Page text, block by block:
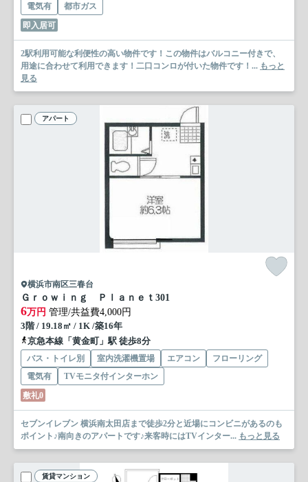
電気有
都市ガス
即入居可
2駅利用可能な利便性の高い物件です！この物件はバルコニー付きで、
用途に合わせて利用できます！二口コンロが付いた物件です！... もっと
見る
アパート
横浜市南区三春台
Ｇｒｏｗｉｎｇ Ｐｌａｎｅｔ 301
6万円 管理/共益費4,000円
3階 / 19.18㎡ / 1K /築16年
京急本線「黄金町」駅 徒歩8分
バス・トイレ別 室内洗濯機置場 エアコン
フローリング
電気有
TVモニタ付インターホン
敷礼0
セブンイレブン 横浜南太田店まで徒歩2分と近場にコンビニがあるのも
ポイント♪南向きのアパートです♪来客時にはTVインター... もっと見る
賃貸マンション